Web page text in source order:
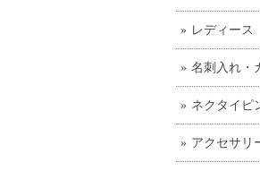
レディース
名刺入れ・
ネクタイピ
アクセサリ